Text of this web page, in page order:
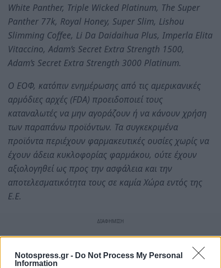
Notospress.gr - Do Not Process My Personal
Information
White Panther, Triple Wicked Platinum, The Super
Panther 77k, Royal Honey, Super Slim, Lishou
Slimming Coffee, Li Da Daidaihua Plus, Imperla Elita
Vitaccino, Adam’s Secret Extra Strength 1500,
Adam’s Secret Extra Strength 3000 Platinum.
Ο ΕΟΦ, κατόπιν ενημέρωσης από τις αμερικανικές
αρμόδιες αρχές (FDA) προειδοποιεί τους
καταναλωτές να μην αγοράζουν ή να κάνουν χρήση
των παραπάνω προϊόντων. Τα συγκεκριμένα
προϊόντα περιέχουν φαρμακευτικές ουσίες χωρίς να
έχουν άδεια κυκλοφορίας φαρμάκου, ούτε έχουν
αξιολογηθεί ως προς την ασφάλεια και την
αποτελεσματικότητα τους σε καμία Χώρα εντός της
Ε.Ε.